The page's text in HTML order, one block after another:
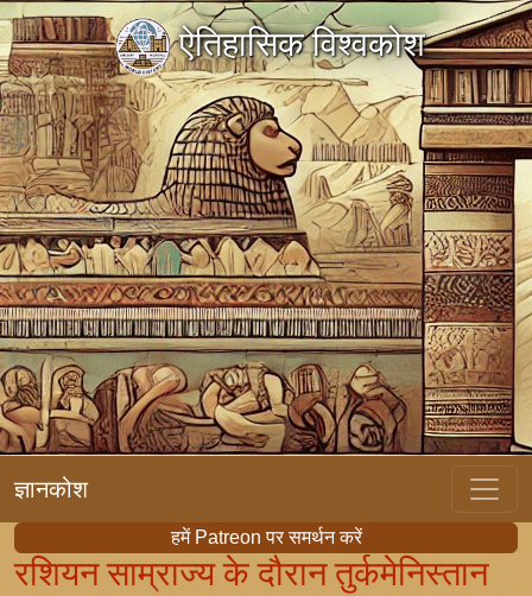
ऐतिहासिक विश्वकोश
ज्ञानकोश
हमें Patreon पर समर्थन करें
रशियन साम्राज्य के दौरान तुर्कमेनिस्तान